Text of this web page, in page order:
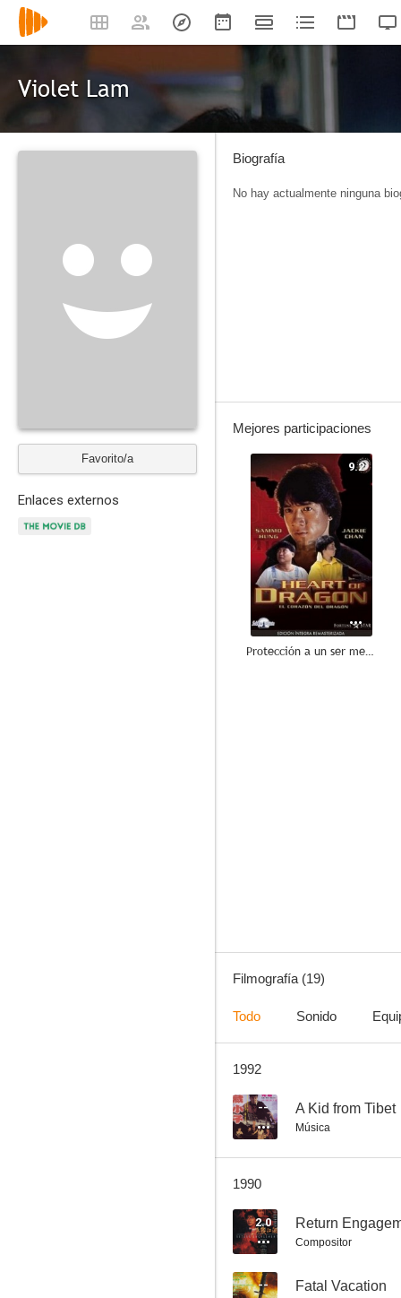
Violet Lam
Favorito/a
Enlaces externos
Biografía
No hay actualmente ninguna
Mejores participaciones
9.2
Protección a un ser menor
Lucky Stars Go Places
Filmografía (19)
Todo Sonido
1992
-- A Kid from Tibet
Música
1990
2.0 Return
Compositor
-- Fatal Vacation